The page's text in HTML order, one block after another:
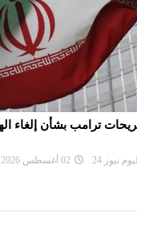
سفارات أمريكية تحثّ